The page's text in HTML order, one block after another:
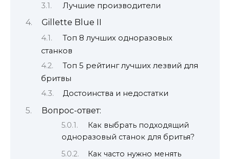
Лучшие производители
Gillette Blue II
Топ 8 лучших одноразовых
станков
Топ 5 рейтинг лучших лезвий для
бритвы
Достоинства и недостатки
Вопрос-ответ:
Как выбрать подходящий
одноразовый станок для бритья?
Как часто нужно менять